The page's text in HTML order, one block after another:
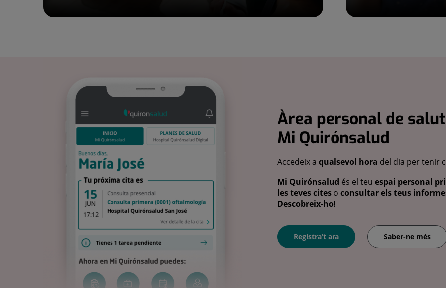
Àrea personal de
Mi Quirónsalud
Accedeix a qualsevol hora del dia per tenir
Mi Quirónsalud és el teu espai personal
les teves cites o consultar els teus
Descobreix-ho!
Registra’t ara Saber-ne més